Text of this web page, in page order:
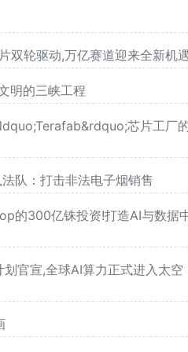
双轮驱动,万亿赛道迎来全新机
明的三峡工程
芯片工厂
队：打击非法电子烟销售
的300亿铢投资!打造AI与数据
官宣,全球AI算力正式进入太空